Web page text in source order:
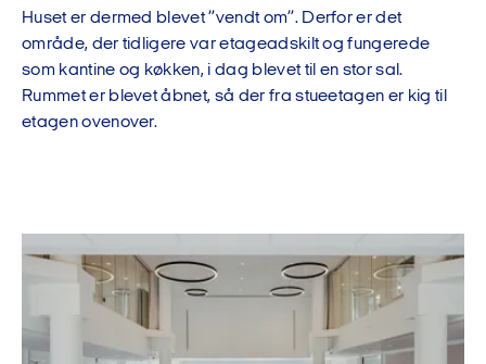
Huset er dermed blevet ”vendt om”. Derfor er det
område, der tidligere var etageadskilt og fungerede
som kantine og køkken, i dag blevet til en stor sal.
Rummet er blevet åbnet, så der fra stueetagen er kig til
etagen ovenover.